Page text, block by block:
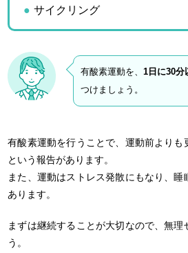
サイクリング
有酸素運動を、1日に30分
つけましょう。
有酸素運動を行うことで、運動前よりも
という報告があります。
また、運動はストレス発散にもなり、
あります。
まずは継続することが大切なので、無理
う。